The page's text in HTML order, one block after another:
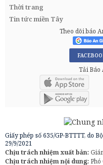
Thời trang
Tin tức miền Tây
Theo dõi báo
Tải Báo
Giấy phép số 635/GP-BTTTT, do
29/9/2021
Chịu trách nhiệm xuất bản:
Chịu trách nhiệm nội dung: